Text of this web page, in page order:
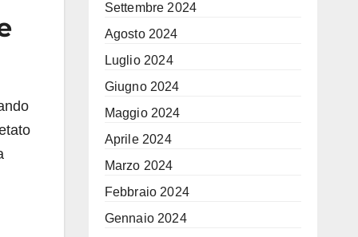
Settembre 2024
Agosto 2024
Luglio 2024
Giugno 2024
Maggio 2024
Aprile 2024
Marzo 2024
Febbraio 2024
Gennaio 2024